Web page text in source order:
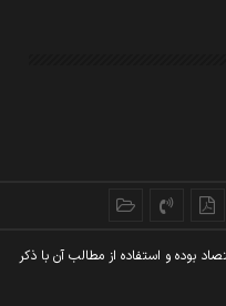
بوده و استفاده از مطالب آن با ذکر